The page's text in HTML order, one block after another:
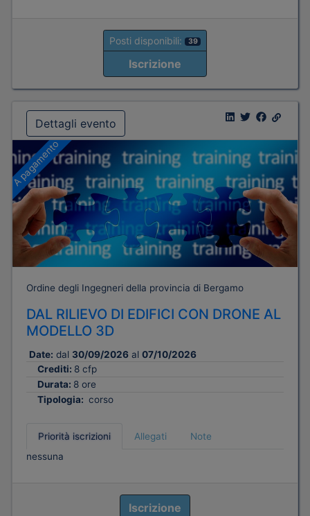
Posti disponibili: 39
Iscrizione
Dettagli evento
A pagamento
Ordine degli Ingegneri della provincia di Bergamo
DAL RILIEVO DI EDIFICI CON DRONE AL
MODELLO 3D
Date: dal 30/09/2026 al 07/10/2026
Crediti: 8 cfp
Durata: 8 ore
Tipologia: corso
Priorità iscrizioni Allegati
Note
nessuna
Iscrizione